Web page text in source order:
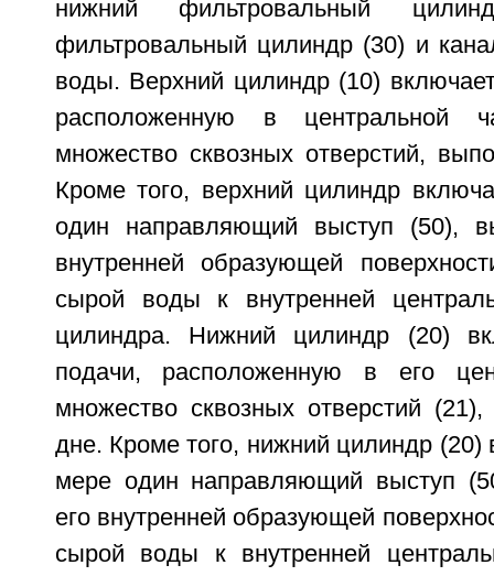
нижний фильтровальный
фильтровальный цилиндр (30) и
воды. Верхний цилиндр (10)
расположенную в центральной
множество сквозных отверстий,
Кроме того, верхний цилиндр
один направляющий выступ (50),
внутренней образующей
сырой воды к внутренней
цилиндра. Нижний цилиндр (20)
подачи, расположенную в его
множество сквозных отверстий
дне. Кроме того, нижний цилиндр (20)
мере один направляющий выступ
его внутренней образующей
сырой воды к внутренней